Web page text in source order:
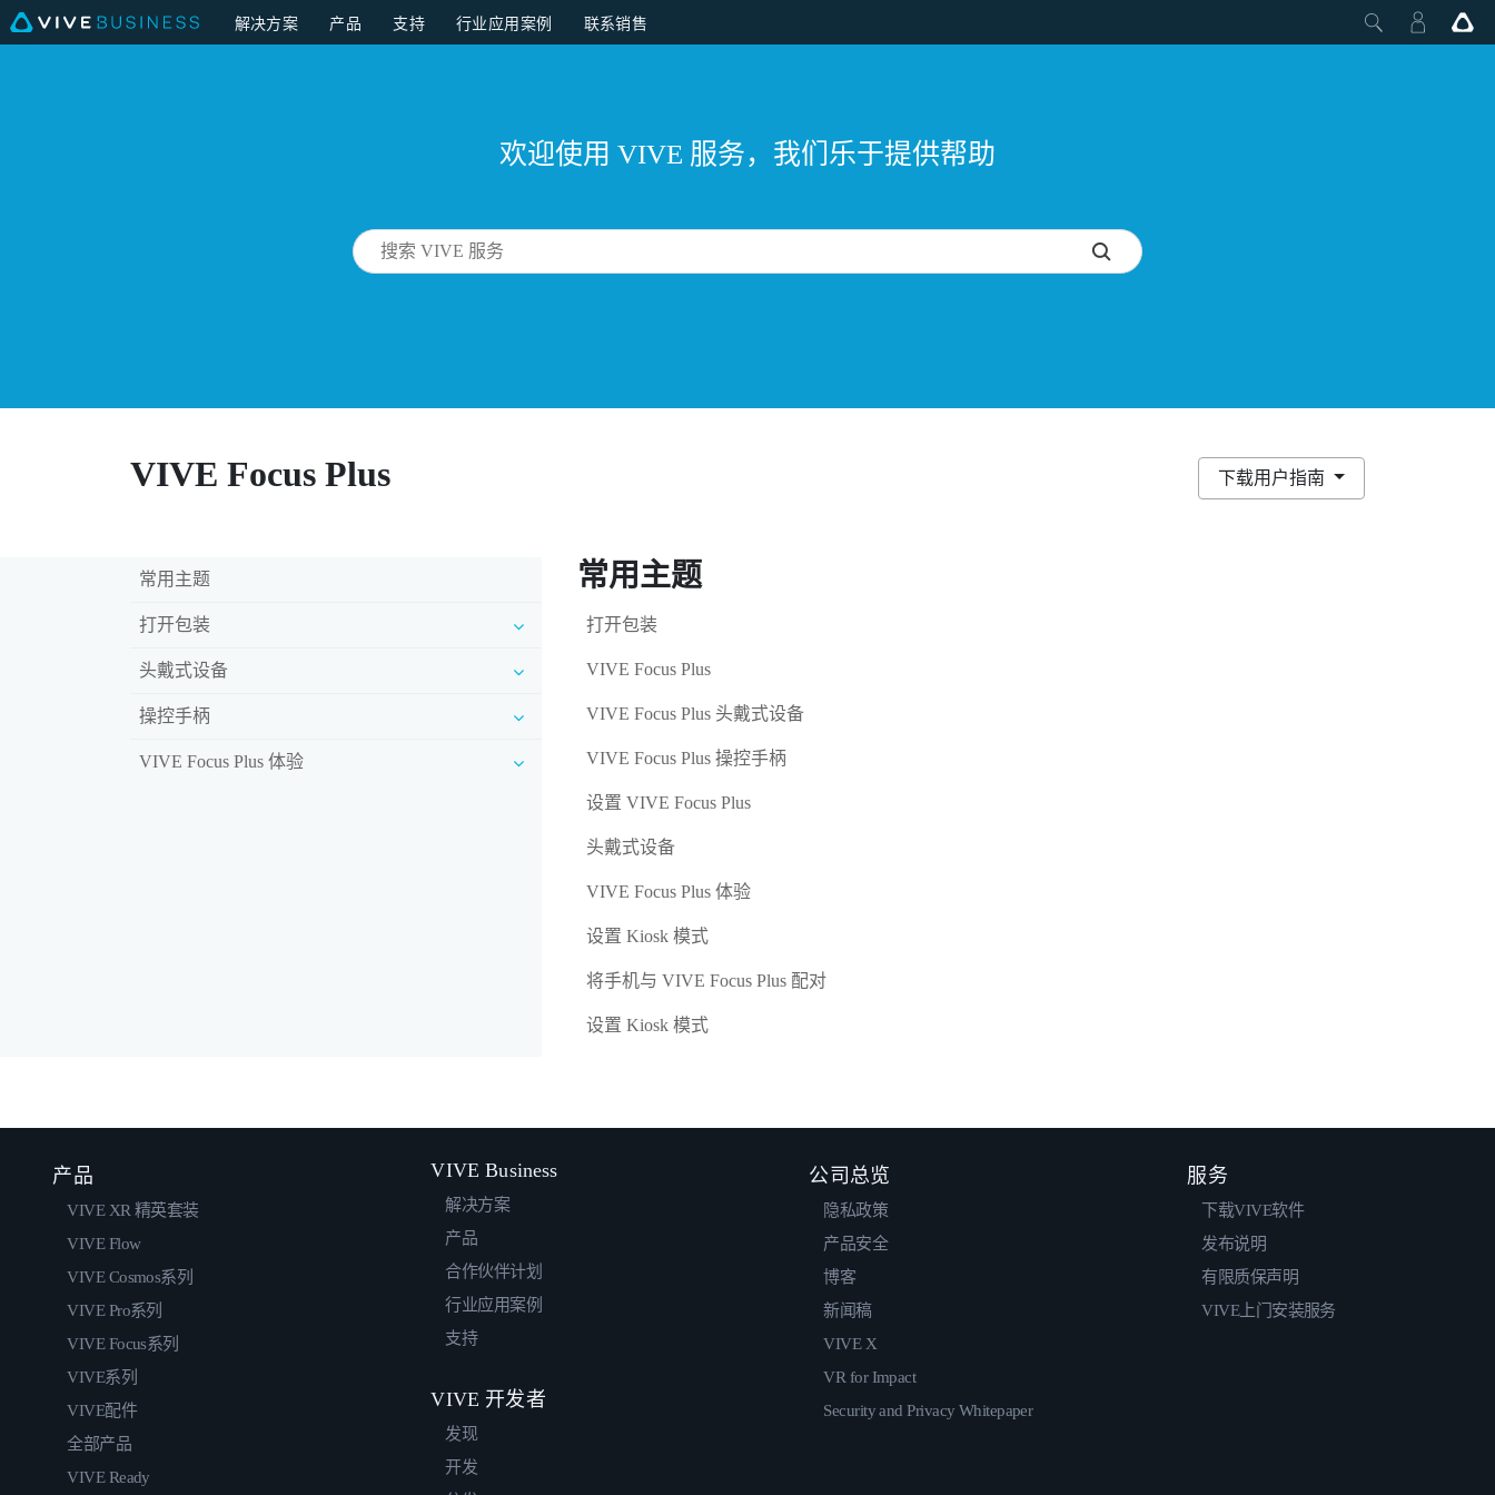
解决方案 产品 支持 行业应用案例 联系销售
欢迎使用 VIVE 服务，我们乐于提供帮助
VIVE Focus Plus 下载用户指南
常用主题
打开包装
头戴式设备
操控手柄
VIVE Focus Plus 体验
常用主题
打开包装
VIVE Focus Plus
VIVE Focus Plus 头戴式设备
VIVE Focus Plus 操控手柄
设置 VIVE Focus Plus
头戴式设备
VIVE Focus Plus 体验
设置 Kiosk 模式
将手机与 VIVE Focus Plus 配对
设置 Kiosk 模式
产品
VIVE XR 精英套装
VIVE Flow
VIVE Cosmos系列
VIVE Pro系列
VIVE Focus系列
VIVE系列
VIVE配件
全部产品
VIVE Ready
VIVE Business
解决方案
产品
合作伙伴计划
行业应用案例
支持
VIVE 开发者
发现
开发
公司总览
隐私政策
产品安全
博客
新闻稿
VIVE X
VR for Impact
Security and Privacy Whitepaper
服务
下载VIVE软件
发布说明
有限质保声明
VIVE上门安装服务